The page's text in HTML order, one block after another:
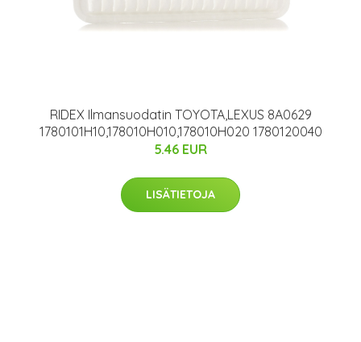
RIDEX Ilmansuodatin TOYOTA,LEXUS 8A0629
1780101H10,178010H010,178010H020 1780120040
5.46 EUR
LISÄTIETOJA